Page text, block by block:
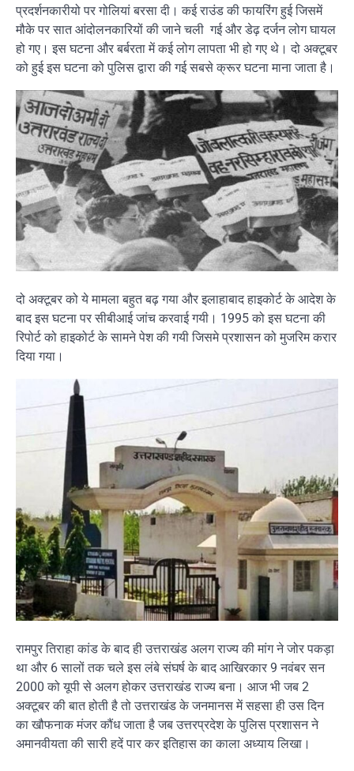
प्रदर्शनकारीयो पर गोलियां बरसा दी। कई राउंड की फायरिंग हुई जिसमें
मौके पर सात आंदोलनकारियों की जाने चली गई और डेढ़ दर्जन लोग घायल
हो गए। इस घटना और बर्बरता में कई लोग लापता भी हो गए थे। दो अक्टूबर
को हुई इस घटना को पुलिस द्वारा की गई सबसे क्रूर घटना माना जाता है।
दो अक्टूबर को ये मामला बहुत बढ़ गया और इलाहाबाद हाइकोर्ट के आदेश के
बाद इस घटना पर सीबीआई जांच करवाई गयी। 1995 को इस घटना की
रिपोर्ट को हाइकोर्ट के सामने पेश की गयी जिसमे प्रशासन को मुजरिम करार
दिया गया।
रामपुर तिराहा कांड के बाद ही उत्तराखंड अलग राज्य की मांग ने जोर पकड़ा
था और 6 सालों तक चले इस लंबे संघर्ष के बाद आखिरकार 9 नवंबर सन
2000 को यूपी से अलग होकर उत्तराखंड राज्य बना। आज भी जब 2
अक्टूबर की बात होती है तो उत्तराखंड के जनमानस में सहसा ही उस दिन
का खौफनाक मंजर कौंध जाता है जब उत्तरप्रदेश के पुलिस प्रशासन ने
अमानवीयता की सारी हदें पार कर इतिहास का काला अध्याय लिखा।